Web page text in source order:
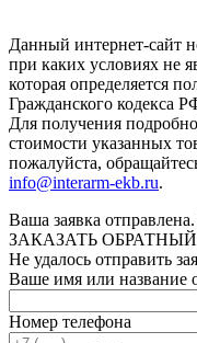
Данный интернет-сайт
при каких условиях не
которая определяется
Гражданского кодекса
Для получения
стоимости указанных
пожалуйста,
info@interarm-ekb.ru.
Ваша заявка
ЗАКАЗАТЬ
Не удалось отправить
Ваше имя или название
Номер телефона